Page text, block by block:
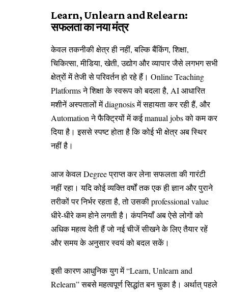
Learn, Unlearn and Relearn:
सफलता का नया मंत्र
केवल तकनीकी क्षेत्र ही नहीं, बल्कि बैंकिंग, शिक्षा,
चिकित्सा, मीडिया, खेती, उद्योग और व्यापार जैसे लगभग सभी
क्षेत्रों में तेजी से परिवर्तन हो रहे हैं। Online Teaching
Platforms ने शिक्षा के स्वरूप को बदला है, AI आधारित
मशीनें अस्पतालों में diagnosis में सहायता कर रही हैं, और
Automation ने फैक्ट्रियों में कई manual jobs को कम कर
दिया है। इससे स्पष्ट होता है कि कोई भी क्षेत्र अब स्थिर
नहीं है।
आज केवल Degree प्राप्त कर लेना सफलता की गारंटी
नहीं रहा। यदि कोई व्यक्ति वर्षों तक एक ही ज्ञान और पुराने
तरीकों पर निर्भर रहता है, तो उसकी professional value
धीरे-धीरे कम होने लगती है। कंपनियाँ अब ऐसे लोगों को
अधिक महत्व देती हैं जो नई चीजें सीखने के लिए तैयार रहें
और समय के अनुसार स्वयं को बदल सकें।
इसी कारण आधुनिक युग में “Learn, Unlearn and
Relearn” सबसे महत्वपूर्ण सिद्धांत बन चुका है। अर्थात् पहले